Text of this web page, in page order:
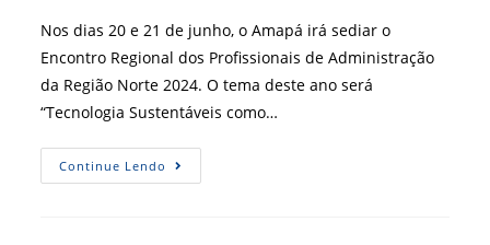
post:
Nos dias 20 e 21 de junho, o Amapá irá sediar o
Encontro Regional dos Profissionais de Administração
da Região Norte 2024. O tema deste ano será
“Tecnologia Sustentáveis como…
Continue Lendo Macapá
Recebe